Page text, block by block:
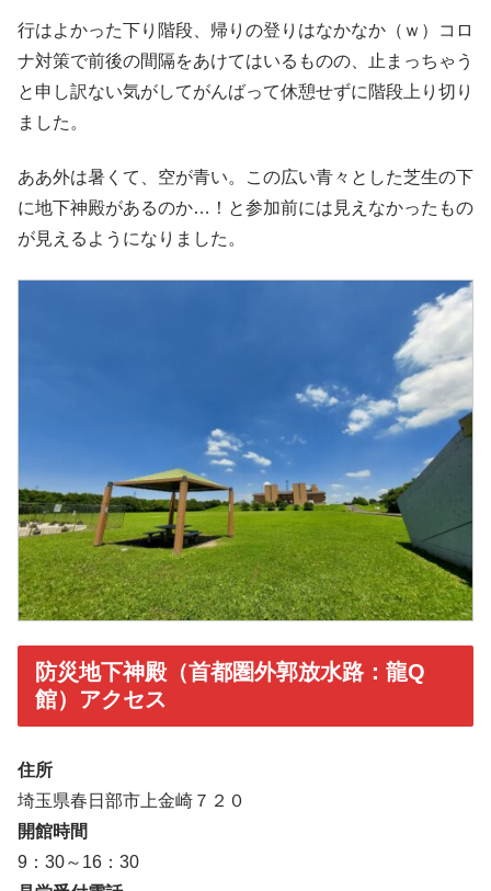
行はよかった下り階段、帰りの登りはなかなか（ｗ）コロ
ナ対策で前後の間隔をあけてはいるものの、止まっちゃう
と申し訳ない気がしてがんばって休憩せずに階段上り切り
ました。
ああ外は暑くて、空が青い。この広い青々とした芝生の下
に地下神殿があるのか…！と参加前には見えなかったもの
が見えるようになりました。
防災地下神殿（首都圏外郭放水路：龍Q
館）アクセス
住所
埼玉県春日部市上金崎７２０
開館時間
9：30～16：30